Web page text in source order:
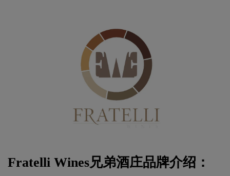
Fratelli Wines兄弟酒庄品牌介绍：